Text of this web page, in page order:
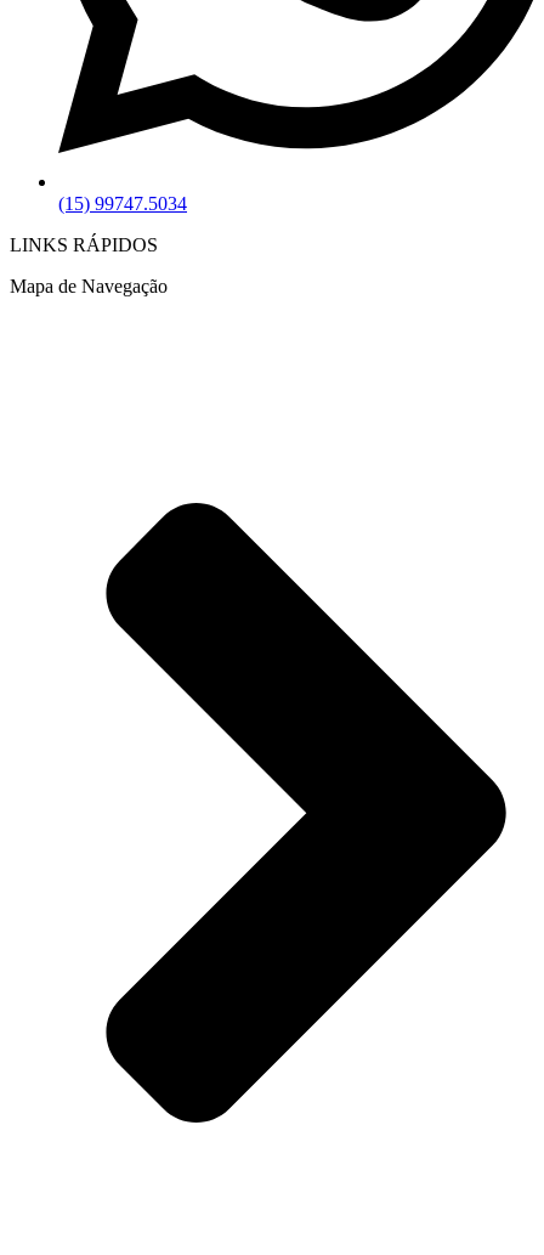
(15) 99747.5034
LINKS RÁPIDOS
Mapa de Navegação